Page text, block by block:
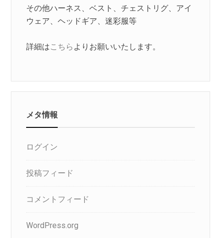
その他ハーネス、ベスト、チェストリグ、アイ
ウェア、ヘッドギア、迷彩服等
詳細はこちら よりお願いいたします。
メタ情報
ログイン
投稿フィード
コメントフィード
WordPress.org